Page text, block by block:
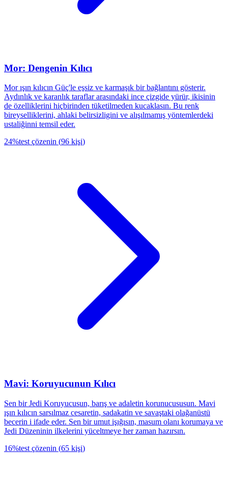
Mor: Dengenin Kılıcı
Mor ışın kılıcın Güç'le eşsiz ve karmaşık bir bağlantını gösterir.
Aydınlık ve karanlık taraflar arasındaki ince çizgide yürür, ikisinin
de özelliklerini hiçbirinden tüketilmeden kucaklasın. Bu renk
bireyselliklerini, ahlaki belirsizligini ve alışılmamış yöntemlerdeki
ustaliğinni temsil eder.
24%test çözenin (96 kişi)
Mavi: Koruyucunun Kılıcı
Sen bir Jedi Koruyucusun, barış ve adaletin korunucususun. Mavi
ışın kılıcın sarsılmaz cesaretin, sadakatin ve savaştaki olağanüstü
becerin i ifade eder. Sen bir umut işığısın, masum olanı korumaya ve
Jedi Düzeninin ilkelerini yüceltmeye her zaman hazırsın.
16%test çözenin (65 kişi)